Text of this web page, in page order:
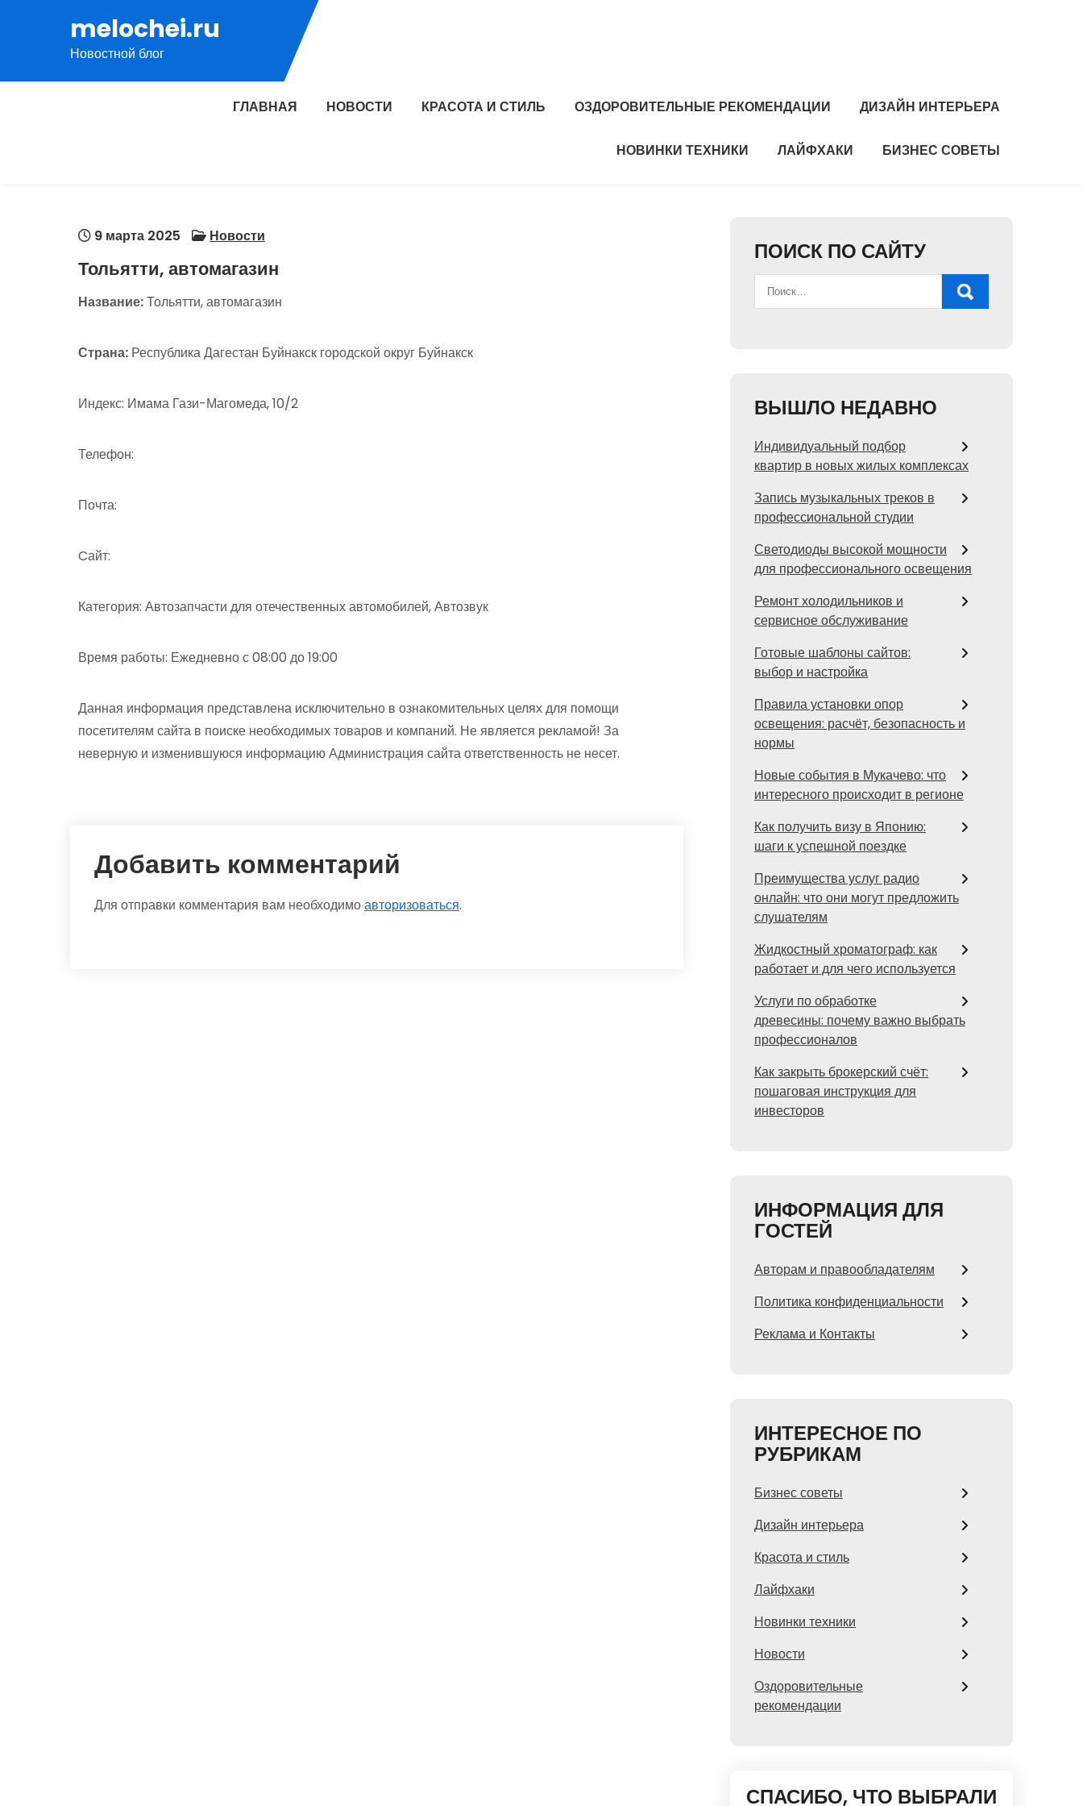
содержимому
melochei.ru
Новостной блог
ГЛАВНАЯ НОВОСТИ КРАСОТА И СТИЛЬ ОЗДОРОВИТЕЛЬНЫЕ РЕКОМЕНДАЦИИ ДИЗАЙН ИНТЕРЬЕРА
НОВИНКИ ТЕХНИКИ ЛАЙФХАКИ БИЗНЕС СОВЕТЫ
9 марта 2025 Новости
Тольятти, автомагазин
Название:Тольятти, автомагазин
Страна: Республика Дагестан Буйнакск городской округ Буйнакск
Индекс: Имама Гази-Магомеда, 10/2
Телефон:
Почта:
Cайт:
Категория: Автозапчасти для отечественных автомобилей, Автозвук
Время работы: Ежедневно с 08:00 до 19:00
Данная информация представлена исключительно в ознакомительных целях для помощи
посетителям сайта в поиске необходимых товаров и компаний. Не является рекламой! За
неверную и изменившуюся информацию Администрация сайта ответственность не несет.
Добавить комментарий
Для отправки комментария вам необходимоавторизоваться.
ПОИСК ПО САЙТУ
ВЫШЛО НЕДАВНО
Индивидуальный подбор
квартир в новых жилых комплексах
Запись музыкальных треков в
профессиональной студии
Светодиоды высокой мощности
для профессионального освещения
Ремонт холодильников и
сервисное обслуживание
Готовые шаблоны сайтов:
выбор и настройка
Правила установки опор
освещения: расчёт, безопасность и
нормы
Новые события в Мукачево: что
интересного происходит в регионе
Как получить визу в Японию:
шаги к успешной поездке
Преимущества услуг радио
онлайн: что они могут предложить
слушателям
Жидкостный хроматограф: как
работает и для чего используется
Услуги по обработке
древесины: почему важно выбрать
профессионалов
Как закрыть брокерский счёт:
пошаговая инструкция для
инвесторов
ИНФОРМАЦИЯ ДЛЯ
ГОСТЕЙ
Авторам и правообладателям
Политика конфиденциальности
Реклама и Контакты
ИНТЕРЕСНОЕ ПО
РУБРИКАМ
Бизнес советы
Дизайн интерьера
Красота и стиль
Лайфхаки
Новинки техники
Новости
Оздоровительные
рекомендации
СПАСИБО, ЧТО ВЫБРАЛИ